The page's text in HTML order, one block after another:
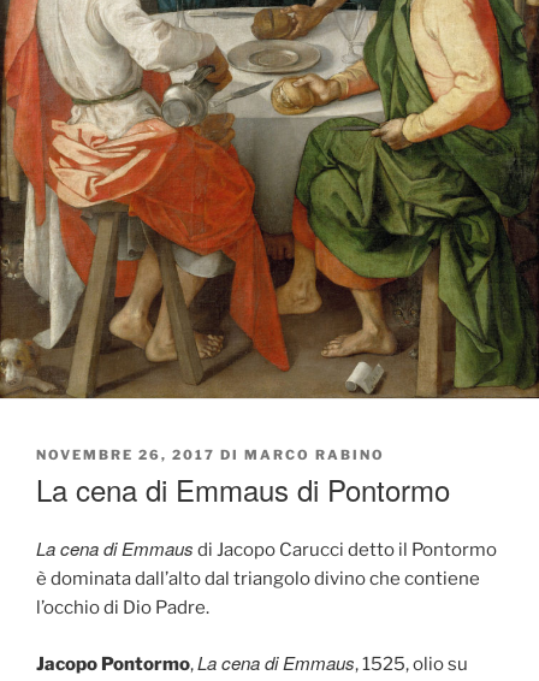
PUBBLICATO
NOVEMBRE 26, 2017 DI MARCO RABINO
La cena di Emmaus di Pontormo
La cena di Emmaus di Jacopo Carucci detto il Pontormo
è dominata dall’alto dal triangolo divino che contiene
l’occhio di Dio Padre.
Jacopo Pontormo,La cena di Emmaus, 1525, olio su